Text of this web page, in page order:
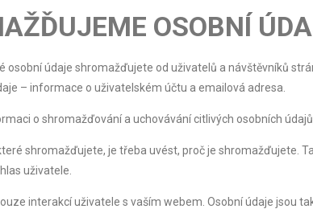
OSOBNÍ
osobní údaje shromažďujete od uživatelů a návštěvníků
– informace o uživatelském účtu a emailová adresa.
o shromažďování a uchovávání citlivých osobních
shromažďujete, je třeba uvést, proč je shromažďujete.
uživatele.
interakcí uživatele s vaším webem. Osobní údaje jsou